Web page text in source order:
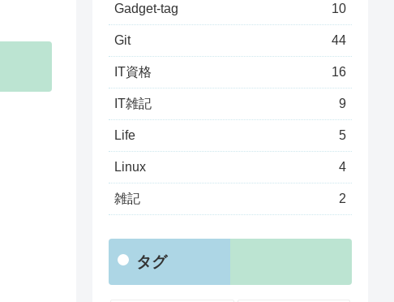
Gadget-tag 10
Git 44
IT資格 16
IT雑記 9
Life 5
Linux 4
雑記 2
タグ